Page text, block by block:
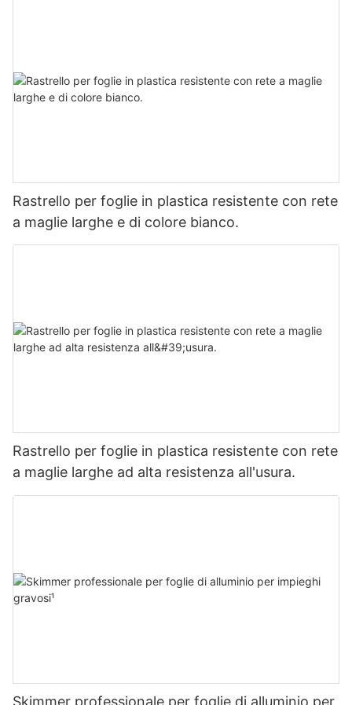
Rastrello per foglie in plastica resistente con rete
a maglie larghe e di colore bianco.
Rastrello per foglie in plastica resistente con rete
a maglie larghe ad alta resistenza all'usura.
Skimmer professionale per foglie di alluminio per